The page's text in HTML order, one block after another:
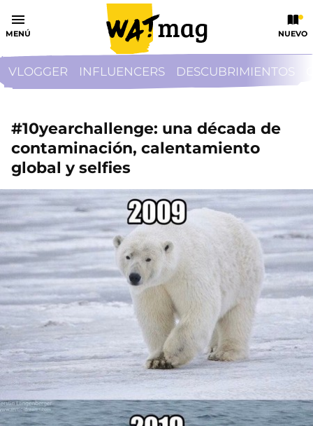
MENÚ NUEVO
VLOGGER INFLUENCERS DESCUBRIMIENTOS
#10yearchallenge: una década de
contaminación, calentamiento
global y selfies